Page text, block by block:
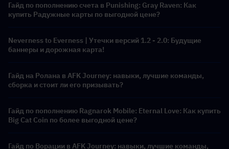
Гайд по пополнению счета в Punishing: Gray Raven: Как
купить Радужные карты по выгодной цене?
Neverness to Everness | Утечки версий 1.2 - 2.0: Будущие
баннеры и дорожная карта!
Гайд на Ролана в AFK Journey: навыки, лучшие команды,
сборка и стоит ли его призывать?
Гайд по пополнению Ragnarok Mobile: Eternal Love: Как купить
Big Cat Coin по более выгодной цене?
Гайд по Ворации в AFK Journey: навыки, лучшие команды,